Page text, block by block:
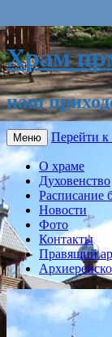
Храм
наш
Меню Перейти
О храме
Духовенство
Расписание
Новости
Фото
Контакты
Правящий